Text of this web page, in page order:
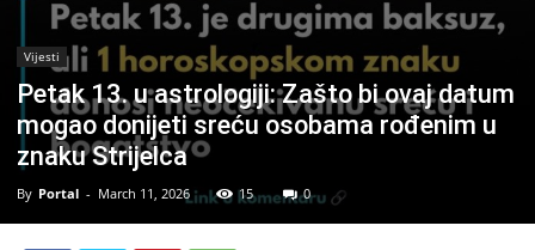
Vijesti
Petak 13. u astrologiji: Zašto bi ovaj datum
mogao donijeti sreću osobama rođenim u
znaku Strijelca
By Portal - March 11, 2026 15 0